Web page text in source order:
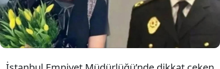
görev yeri değişti.